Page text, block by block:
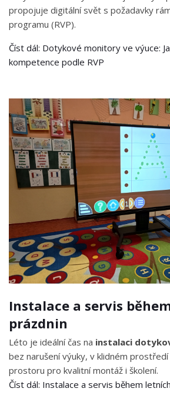
propojuje digitální svět s požadavky
programu (RVP).
Číst dál: Dotykové monitory ve výuce:
kompetence podle RVP
Instalace a servis
prázdnin
Léto je ideální čas na instalaci
bez narušení výuky, v klidném
prostoru pro kvalitní montáž i školení.
Číst dál: Instalace a servis během